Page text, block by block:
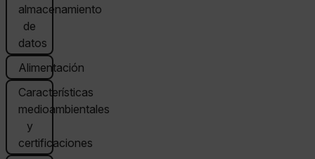
almacenamiento
de
datos
Alimentación
Características
medioambientales
y
certificaciones